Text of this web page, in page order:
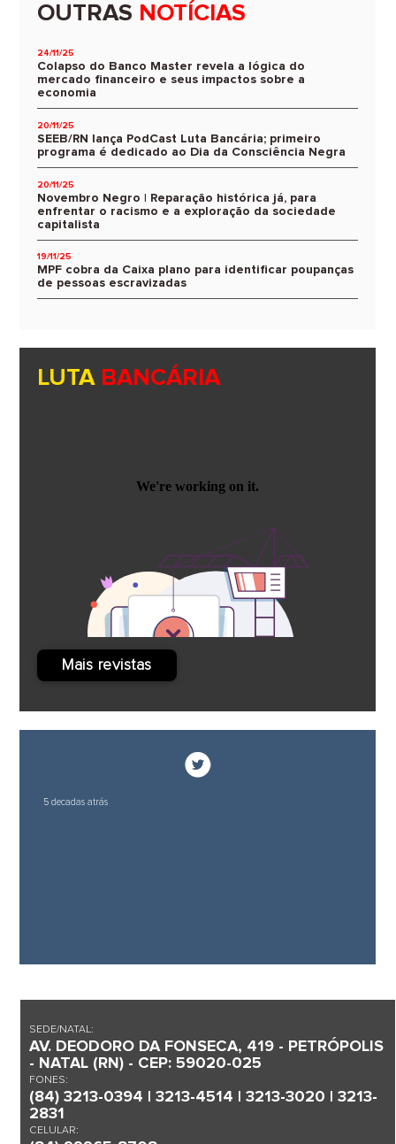
OUTRAS NOTÍCIAS
24/11/25
Colapso do Banco Master revela a lógica do
mercado financeiro e seus impactos sobre a
economia
20/11/25
SEEB/RN lança PodCast Luta Bancária; primeiro
programa é dedicado ao Dia da Consciência Negra
20/11/25
Novembro Negro | Reparação histórica já, para
enfrentar o racismo e a exploração da sociedade
capitalista
19/11/25
MPF cobra da Caixa plano para identificar poupanças
de pessoas escravizadas
LUTA BANCÁRIA
Mais revistas
5 decadas atrás
SEDE/NATAL:
AV. DEODORO DA FONSECA, 419 - PETRÓPOLIS
- NATAL (RN) - CEP: 59020-025
FONES:
(84) 3213-0394 | 3213-4514 | 3213-3020 | 3213-
2831
CELULAR: